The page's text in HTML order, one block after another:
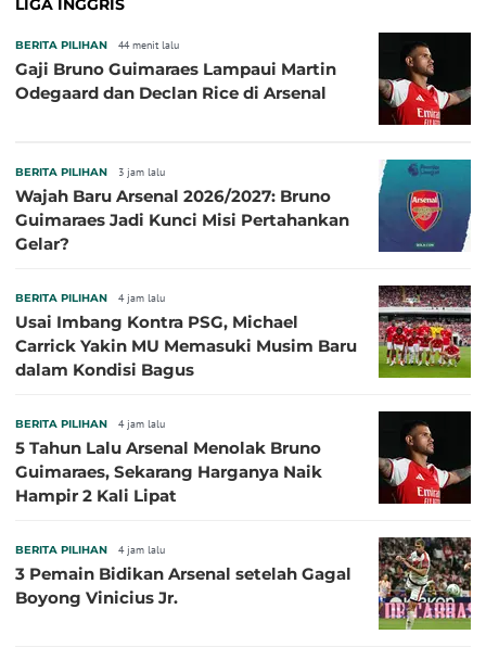
LIGA INGGRIS
BERITA PILIHAN 44 menit lalu
Gaji Bruno Guimaraes Lampaui Martin
Odegaard dan Declan Rice di Arsenal
BERITA PILIHAN 3 jam lalu
Wajah Baru Arsenal 2026/2027: Bruno
Guimaraes Jadi Kunci Misi Pertahankan
Gelar?
BERITA PILIHAN 4 jam lalu
Usai Imbang Kontra PSG, Michael
Carrick Yakin MU Memasuki Musim Baru
dalam Kondisi Bagus
BERITA PILIHAN 4 jam lalu
5 Tahun Lalu Arsenal Menolak Bruno
Guimaraes, Sekarang Harganya Naik
Hampir 2 Kali Lipat
BERITA PILIHAN 4 jam lalu
3 Pemain Bidikan Arsenal setelah Gagal
Boyong Vinicius Jr.